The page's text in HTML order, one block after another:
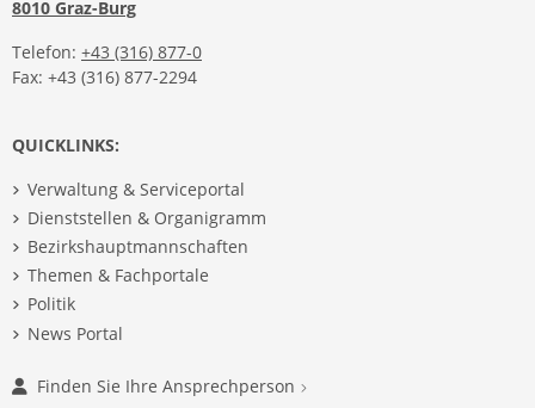
8010 Graz-Burg
Telefon: +43 (316) 877-0
Fax: +43 (316) 877-2294
QUICKLINKS:
Verwaltung & Serviceportal
Dienststellen & Organigramm
Bezirkshauptmannschaften
Themen & Fachportale
Politik
News Portal
Finden Sie Ihre Ansprechperson